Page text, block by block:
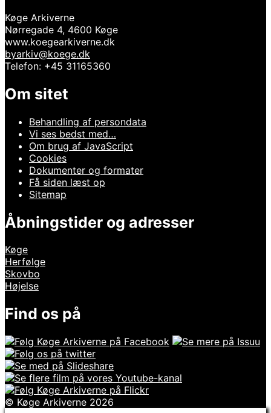
Køge Arkiverne
Nørregade 4, 4600 Køge
www.koegearkiverne.dk
byarkiv@koege.dk
Telefon: +45 31165360
Om sitet
Behandling af persondata
Vi ses bedst med…
Om brug af JavaScript
Cookies
Dokumenter og formater
Få siden læst op
Sitemap
Åbningstider og adresser
Køge
Herfølge
Skovbo
Højelse
Find os på
© Køge Arkiverne 2026